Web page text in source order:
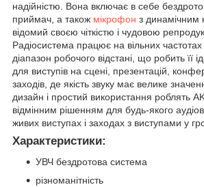
надійністю. Вона включає в себе
приймач, а також мікрофон з динамічним
відомий своєю чіткістю і чудовою
Радіосистема працює на вільних
діапазон робочого відстані, що робить її
для виступів на сцені, презентацій,
заходів, де якість звуку має велике
дизайн і простий використання роблять
відмінним рішенням для будь-якого
живих виступах і заходах з виступами у
Характеристики:
УВЧ бездротова система
різноманітність